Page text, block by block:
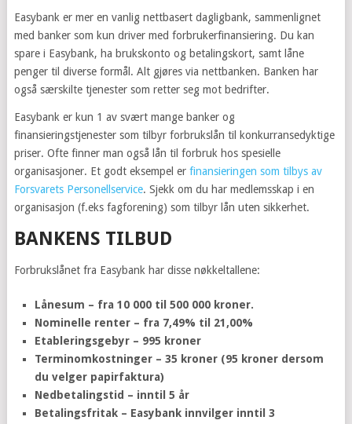
Easybank er mer en vanlig nettbasert dagligbank, sammenlignet
med banker som kun driver med forbrukerfinansiering. Du kan
spare i Easybank, ha brukskonto og betalingskort, samt låne
penger til diverse formål. Alt gjøres via nettbanken. Banken har
også særskilte tjenester som retter seg mot bedrifter.
Easybank er kun 1 av svært mange banker og
finansieringstjenester som tilbyr forbrukslån til konkurransedyktige
priser. Ofte finner man også lån til forbruk hos spesielle
organisasjoner. Et godt eksempel er finansieringen som tilbys av
Forsvarets Personellservice. Sjekk om du har medlemsskap i en
organisasjon (f.eks fagforening) som tilbyr lån uten sikkerhet.
BANKENS TILBUD
Forbrukslånet fra Easybank har disse nøkkeltallene:
Lånesum – fra 10 000 til 500 000 kroner.
Nominelle renter – fra 7,49% til 21,00%
Etableringsgebyr – 995 kroner
Terminomkostninger – 35 kroner (95 kroner dersom
du velger papirfaktura)
Nedbetalingstid – inntil 5 år
Betalingsfritak – Easybank innvilger inntil 3